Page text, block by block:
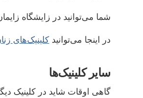
شما می‌توانید در زایشگاه
در اینجا می‌توانیدکلینیک‌های
سایر کلینیک‌ها
گاهی اوقات شاید در کلینیک